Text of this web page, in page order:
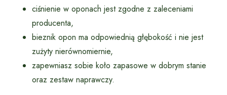
ciśnienie w oponach jest zgodne z zaleceniami
producenta,
bieznik opon ma odpowiednią głębokość i nie jest
zużyty nierównomiernie,
zapewniasz sobie koło zapasowe w dobrym stanie
oraz zestaw naprawczy.